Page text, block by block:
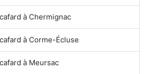
à Chermignac
à Corme-Écluse
à Meursac